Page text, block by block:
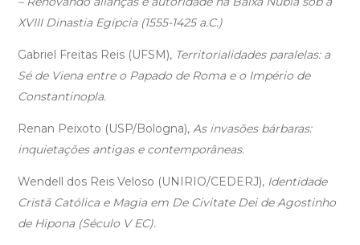
XVIII Dinastia Egípcia (1555-1425 a.C.)
Gabriel Freitas Reis (UFSM), Territorialidades paralelas: a
Sé de Viena entre o Papado de Roma e o Império de
Constantinopla.
Renan Peixoto (USP/Bologna),As invasões bárbaras:
inquietações antigas e contemporâneas.
Wendell dos Reis Veloso (UNIRIO/CEDERJ), Identidade
Cristã Católica e Magia em De Civitate Dei de Agostinho
de Hipona (Século V EC).